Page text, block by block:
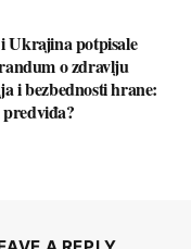
Ukrajina potpisale
o zdravlju
i bezbednosti hrane: